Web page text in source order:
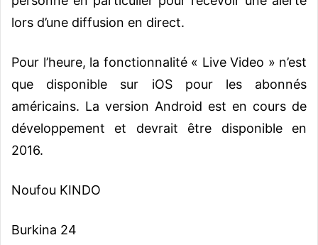
lors d’une diffusion en direct.
Pour l’heure, la fonctionnalité « Live Video » n’est
que disponible sur iOS pour les abonnés
américains. La version Android est en cours de
développement et devrait être disponible en
2016.
Noufou KINDO
Burkina 24